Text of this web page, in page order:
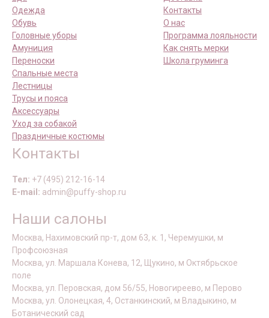
Одежда
Обувь
Головные уборы
Амуниция
Переноски
Спальные места
Лестницы
Трусы и пояса
Аксессуары
Уход за собакой
Праздничные костюмы
Контакты
О нас
Программа лояльности
Как снять мерки
Школа груминга
Контакты
Тел: +7 (495) 212-16-14
E-mail: admin@puffy-shop.ru
Наши салоны
Москва, Нахимовский пр-т, дом 63, к. 1, Черемушки, м
Профсоюзная
Москва, ул. Маршала Конева, 12, Щукино, м Октябрьское
поле
Москва, ул. Перовская, дом 56/55, Новогиреево, м Перово
Москва, ул. Олонецкая, 4, Останкинский, м Владыкино, м
Ботанический сад